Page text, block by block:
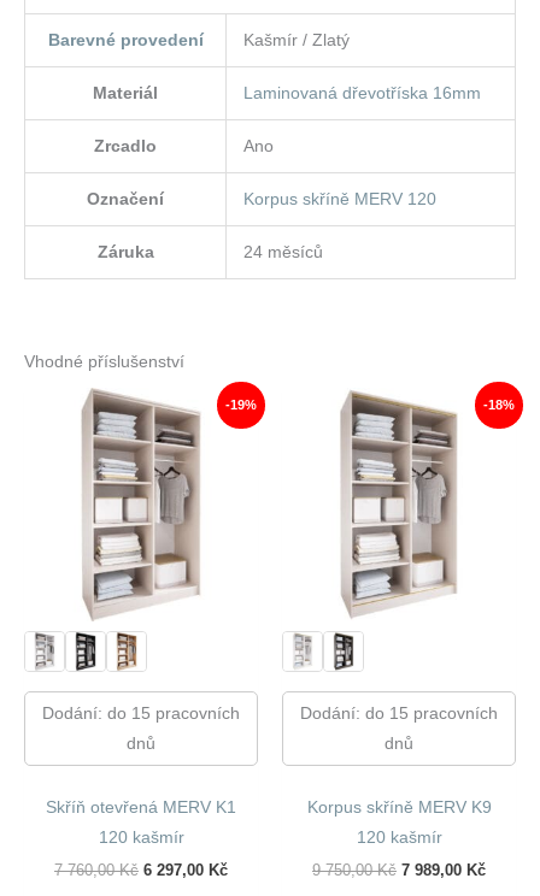
Barevné provedení Kašmír / Zlatý
Materiál Laminovaná dřevotříska 16mm
Zrcadlo Ano
Označení Korpus skříně MERV 120
Záruka 24 měsíců
Vhodné příslušenství
-19%
Dodání: do 15 pracovních
dnů
Skříň otevřená MERV K1
120 kašmír
7 760,00Kč Původní
6 297,00 KčAktuální
-18%
Dodání: do 15 pracovních
dnů
Korpus skříně MERV K9
120 kašmír
9 750,00Kč Původní
7 989,00 Kč